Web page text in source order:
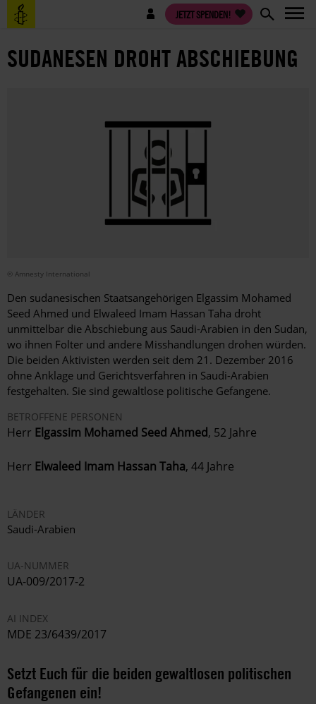
Direkt
zum
Benutzermenü JETZT SPENDEN!
SUDANESEN DROHT ABSCHIEBUNG
© Amnesty International
Den sudanesischen Staatsangehörigen Elgassim Mohamed
Seed Ahmed und Elwaleed Imam Hassan Taha droht
unmittelbar die Abschiebung aus Saudi-Arabien in den Sudan,
wo ihnen Folter und andere Misshandlungen drohen würden.
Die beiden Aktivisten werden seit dem 21. Dezember 2016
ohne Anklage und Gerichtsverfahren in Saudi-Arabien
festgehalten. Sie sind gewaltlose politische Gefangene.
BETROFFENE PERSONEN
Herr Elgassim Mohamed Seed Ahmed, 52 Jahre
Herr Elwaleed Imam Hassan Taha, 44 Jahre
LÄNDER
Saudi-Arabien
UA-NUMMER
UA-009/2017-2
AI INDEX
MDE 23/6439/2017
Setzt Euch für die beiden gewaltlosen politischen
Gefangenen ein!